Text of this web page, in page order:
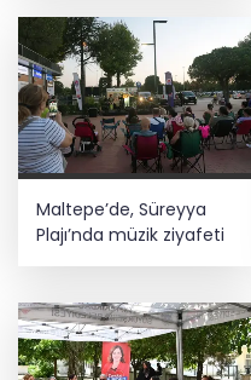
Maltepe’de, Süreyya
Plajı’nda müzik ziyafeti